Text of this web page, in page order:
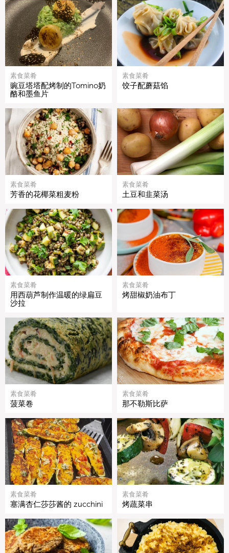
素食菜肴
豌豆塔塔配烤制的Tomino奶
酪和墨鱼片
素食菜肴
饺子配蘑菇馅
素食菜肴
芳香的花椰菜粗麦粉
素食菜肴
土豆和韭菜汤
素食菜肴
用西葫芦制作温暖的绿扁豆
沙拉
素食菜肴
烤甜椒奶油布丁
素食菜肴
菠菜卷
素食菜肴
那不勒斯比萨
素食菜肴
塞满杏仁莎莎酱的 zucchini
素食菜肴
烤蔬菜串